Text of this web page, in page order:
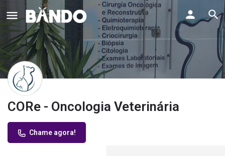
CORe - Oncologia Veterinária
Chame agora!